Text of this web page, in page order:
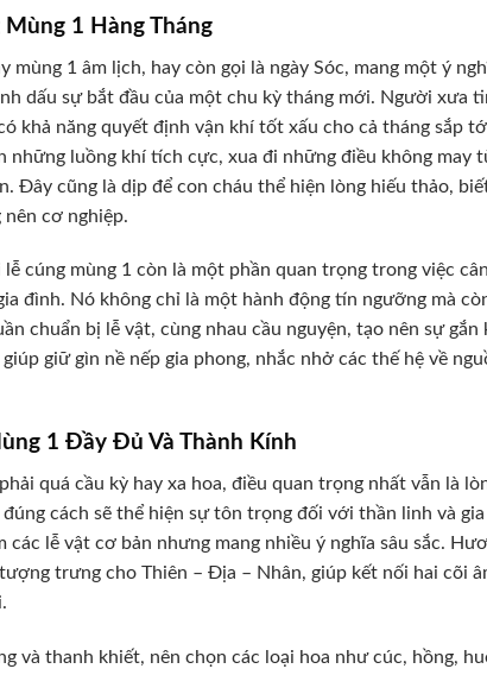
Mùng 1 Hàng Tháng
mùng 1 âm lịch, hay còn gọi là ngày Sóc, mang một ý
dấu sự bắt đầu của một chu kỳ tháng mới. Người xưa
khả năng quyết định vận khí tốt xấu cho cả tháng sắp
những luồng khí tích cực, xua đi những điều không may
Đây cũng là dịp để con cháu thể hiện lòng hiếu thảo,
cơ nghiệp.
cúng mùng 1 còn là một phần quan trọng trong việc
đình. Nó không chỉ là một hành động tín ngưỡng mà
chuẩn bị lễ vật, cùng nhau cầu nguyện, tạo nên sự gắn
giữ gìn nề nếp gia phong, nhắc nhở các thế hệ về
1 Đầy Đủ Và Thành Kính
quá cầu kỳ hay xa hoa, điều quan trọng nhất vẫn là
cách sẽ thể hiện sự tôn trọng đối với thần linh và
lễ vật cơ bản nhưng mang nhiều ý nghĩa sâu sắc.
trưng cho Thiên – Địa – Nhân, giúp kết nối hai cõi
và thanh khiết, nên chọn các loại hoa như cúc, hồng,